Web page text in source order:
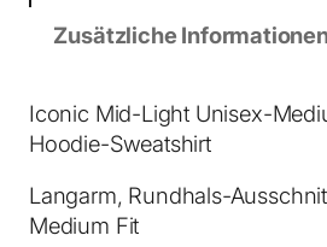
r
2
0
Z
Zusätzliche
Iconic Mid-Light Unisex-
Hoodie-Sweatshirt
Langarm, Rundhals-
Medium Fit